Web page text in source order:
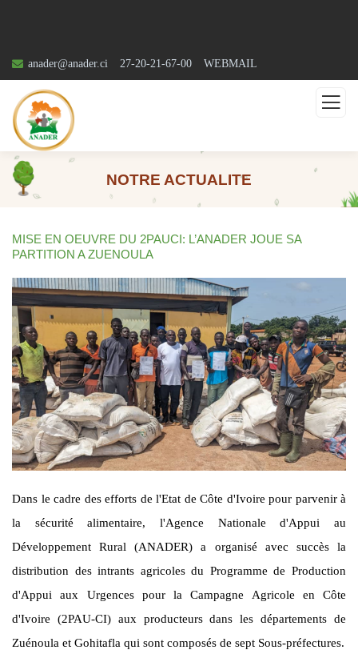
anader@anader.ci 27-20-21-67-00 WEBMAIL
NOTRE ACTUALITE
MISE EN OEUVRE DU 2PAUCI: L’ANADER JOUE SA
PARTITION A ZUENOULA
Dans le cadre des efforts de l'Etat de Côte d'Ivoire pour parvenir à
la sécurité alimentaire, l'Agence Nationale d'Appui au
Développement Rural (ANADER) a organisé avec succès la
distribution des intrants agricoles du Programme de Production
d'Appui aux Urgences pour la Campagne Agricole en Côte
d'Ivoire (2PAU-CI) aux producteurs dans les départements de
Zuénoula et Gohitafla qui sont composés de sept Sous-préfectures.